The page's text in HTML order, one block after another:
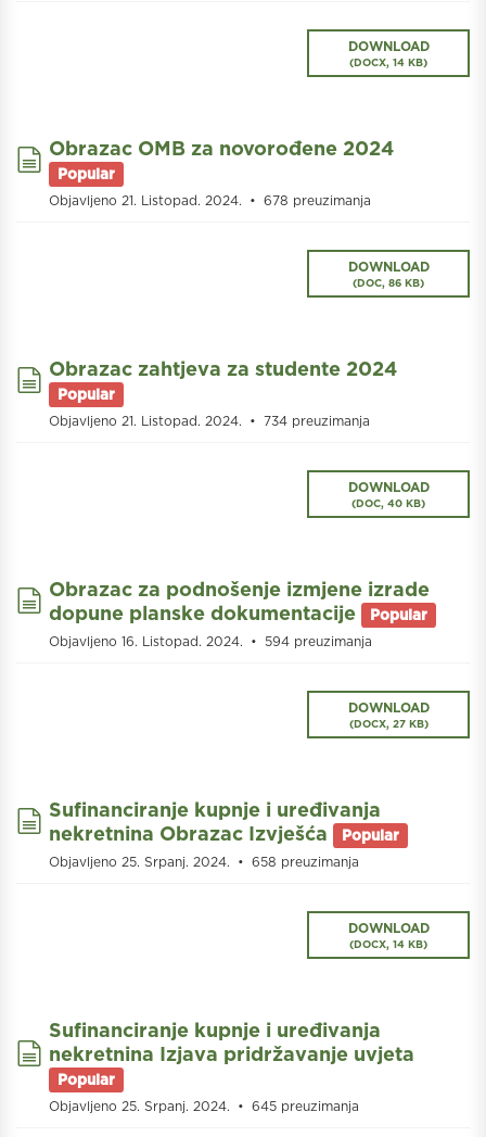
DOWNLOAD
(DOCX, 14 KB)
document
Obrazac OMB za novorođene 2024
Popular
Objavljeno 21. Listopad. 2024. 678 preuzimanja
DOWNLOAD
(DOC, 86 KB)
document
Obrazac zahtjeva za studente 2024
Popular
Objavljeno 21. Listopad. 2024. 734 preuzimanja
DOWNLOAD
(DOC, 40 KB)
document
Obrazac za podnošenje izmjene izrade
dopune planske dokumentacije
Popular
Objavljeno 16. Listopad. 2024. 594 preuzimanja
DOWNLOAD
(DOCX, 27 KB)
document
Sufinanciranje kupnje i uređivanja
nekretnina Obrazac Izvješća
Popular
Objavljeno 25. Srpanj. 2024. 658 preuzimanja
DOWNLOAD
(DOCX, 14 KB)
document
Sufinanciranje kupnje i uređivanja
nekretnina Izjava pridržavanje uvjeta
Popular
Objavljeno 25. Srpanj. 2024. 645 preuzimanja